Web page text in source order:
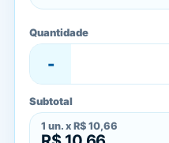
Quantidade
-
Subtotal
1 un. x R$ 10,66